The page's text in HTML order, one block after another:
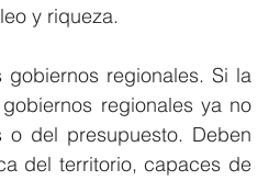
y riqueza.
regionales. Si la
regionales ya no
del presupuesto. Deben
del territorio, capaces de